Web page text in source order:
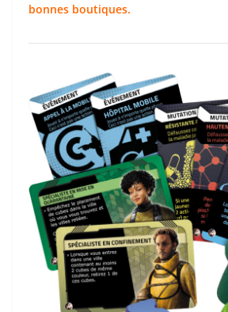
bonnes boutiques.